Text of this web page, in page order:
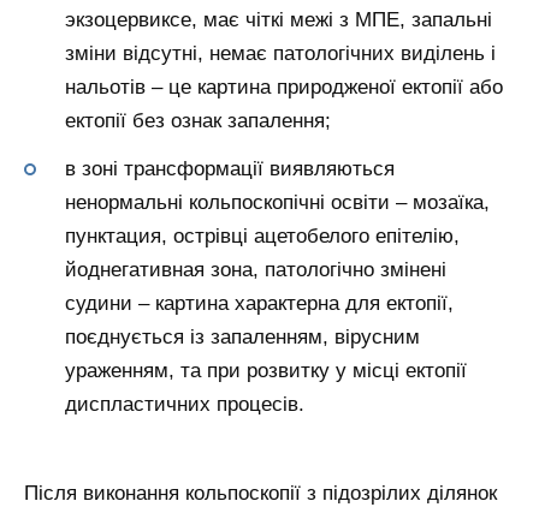
экзоцервиксе, має чіткі межі з МПЕ, запальні
зміни відсутні, немає патологічних виділень і
нальотів – це картина природженої ектопії або
ектопії без ознак запалення;
в зоні трансформації виявляються
ненормальні кольпоскопічні освіти – мозаїка,
пунктация, острівці ацетобелого епітелію,
йоднегативная зона, патологічно змінені
судини – картина характерна для ектопії,
поєднується із запаленням, вірусним
ураженням, та при розвитку у місці ектопії
диспластичних процесів.
Після виконання кольпоскопії з підозрілих ділянок